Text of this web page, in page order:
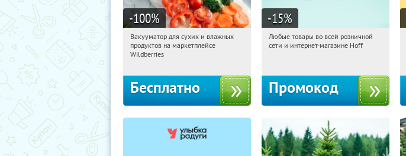
-100%
06:44:05 Получили:180
Россия
Вакууматор для сухих и влажных
продуктов на маркетплейсе
Wildberries
Бесплатно
-15%
06:44:05 Получили:
Любые товары во всей розничной
сети и интернет-магазине Hoff
Промокод